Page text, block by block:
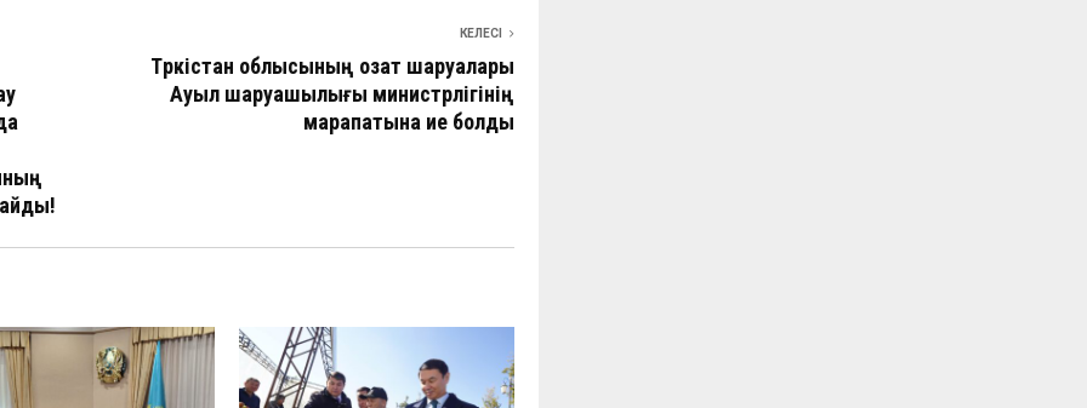
и
ть
КЕЛЕСІ
Түркістан облысының озат шаруалары
Ауыл шаруашылығы министрлігінің
марапатына ие болды